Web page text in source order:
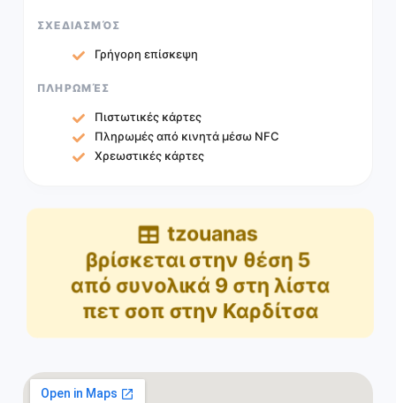
ΣΧΕΔΙΑΣΜΌΣ
Γρήγορη επίσκεψη
ΠΛΗΡΩΜΈΣ
Πιστωτικές κάρτες
Πληρωμές από κινητά μέσω NFC
Χρεωστικές κάρτες
tzouanas
βρίσκεται στην θέση 5
από συνολικά 9 στη λίστα
πετ σοπ στην Καρδίτσα